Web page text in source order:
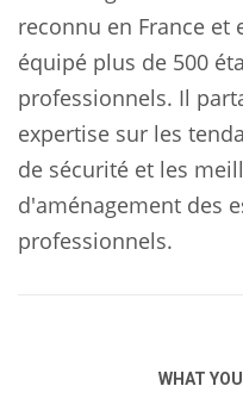
reconnu en France et
équipé plus de 500
professionnels. Il
expertise sur les
de sécurité et les
d'aménagement des
professionnels.
WHAT